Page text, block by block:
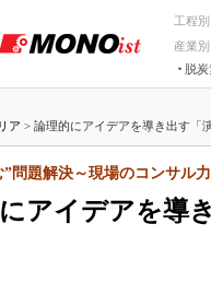
工程別
産業別
脱
つながる工場
つながるサービス
AI×設備保
Physical AI
ア > 論理的にアイデアを導き出す「
アイデアを導
問題解決～現場のコンサル